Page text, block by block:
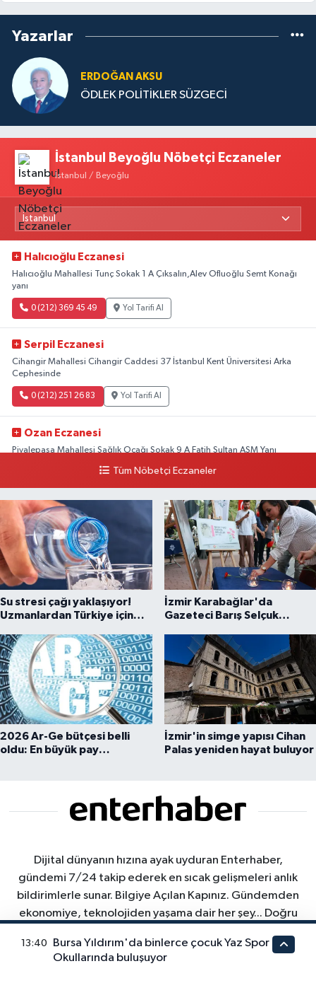
Yazarlar
ERDOĞAN AKSU
ÖDLEK POLİTİKLER SÜZGECİ
İstanbul Beyoğlu Nöbetçi Eczaneler
İstanbul / Beyoğlu
Halıcıoğlu Eczanesi
Halıcıoğlu Mahallesi Tunç Sokak 1 A Çıksalın,Alev Ofluoğlu Semt Konağı
yanı
0 (212) 369 45 49 Yol Tarifi Al
Serpil Eczanesi
Cihangir Mahallesi Cihangir Caddesi 37 İstanbul Kent Üniversitesi Arka
Cephesinde
0 (212) 251 26 83 Yol Tarifi Al
Ozan Eczanesi
Piyalepaşa Mahallesi Sağlık Ocağı Sokak 9 A Fatih Sultan ASM Yanı
Yol Tarifi Al
Tüm Nöbetçi Eczaneler
Su stresi çağı yaklaşıyor!
Uzmanlardan Türkiye için
İzmir Karabağlar'da
Gazeteci Barış Selçuk
2026 Ar-Ge bütçesi belli
oldu: En büyük pay
İzmir'in simge yapısı Cihan
Palas yeniden hayat buluyor
Dijital dünyanın hızına ayak uyduran Enterhaber,
gündemi 7/24 takip ederek en sıcak gelişmeleri anlık
bildirimlerle sunar. Bilgiye Açılan Kapınız. Gündemden
ekonomiye, teknolojiden yaşama dair her şey... Doğru
"Gündemi kaçırmamak için bizi sosyal medyada takip
edin ve bültenimize abone olun."
13:40
Bursa Yıldırım'da binlerce çocuk Yaz Spor
Okullarında buluşuyor